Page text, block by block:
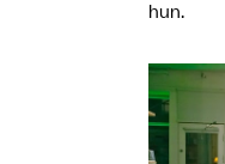
hun.